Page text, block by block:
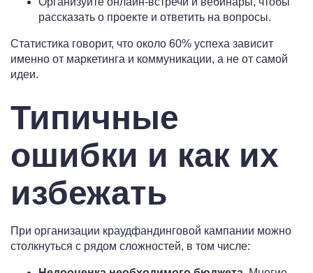
рассказать о проекте и ответить на вопросы.
Статистика говорит, что около 60% успеха зависит
именно от маркетинга и коммуникации, а не от самой
идеи.
Типичные
ошибки и как их
избежать
При организации краудфандинговой кампании можно
столкнуться с рядом сложностей, в том числе: